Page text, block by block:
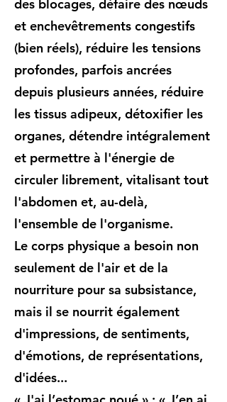
des blocages, défaire des nœuds
et enchevêtrements congestifs
(bien réels), réduire les tensions
profondes, parfois ancrées
depuis plusieurs années, réduire
les tissus adipeux, détoxifier les
organes, détendre intégralement
et permettre à l'énergie de
circuler librement, vitalisant tout
l'abdomen et, au-delà,
l'ensemble de l'organisme.
Le corps physique a besoin non
seulement de l'air et de la
nourriture pour sa subsistance,
mais il se nourrit également
d'impressions, de sentiments,
d'émotions, de représentations,
d'idées...